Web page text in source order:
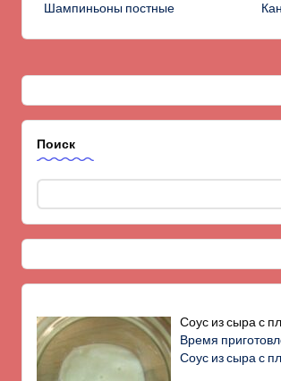
записи
Шампиньоны постные
Поиск
Соус из сыра с
Время
Соус из сыра с